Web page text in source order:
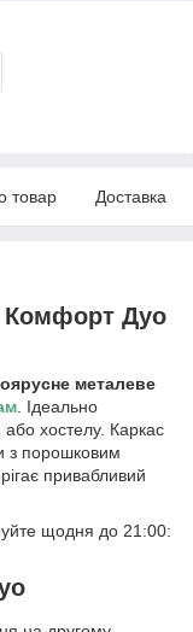
товар Доставка
Комфорт Дуо
металеве
. Ідеально
або хостелу. Каркас
з порошковим
привабливий
щодня до 21:00: